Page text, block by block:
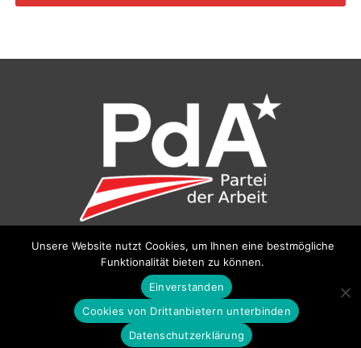
Partei der Arbeit (PdA), Bundesbüro: Drorygasse 21, 1030
pda@parteiderarbeit.at
Datenschutzerklärung
Unsere Website nutzt Cookies, um Ihnen eine bestmögliche
Funktionalität bieten zu können.
Einverstanden
Cookies von Drittanbietern unterbinden
Datenschutzerklärung